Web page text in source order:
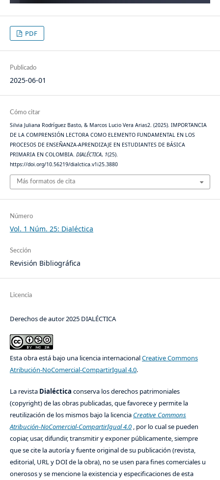
PDF
Publicado
2025-06-01
Cómo citar
Silvia Juliana Rodríguez Basto, & Marcos Lucio Vera Arias2. (2025). IMPORTANCIA
DE LA COMPRENSIÓN LECTORA COMO ELEMENTO FUNDAMENTAL EN LOS
PROCESOS DE ENSEÑANZA-APRENDIZAJE EN ESTUDIANTES DE BÁSICA
PRIMARIA EN COLOMBIA. DIALÉCTICA, 1(25).
https://doi.org/10.56219/dialctica.v1i25.3880
Más formatos de cita
Número
Vol. 1 Núm. 25: Dialéctica
Sección
Revisión Bibliográfica
Licencia
Derechos de autor 2025 DIALÉCTICA
Esta obra está bajo una licencia internacionalCreative Commons
Atribución-NoComercial-CompartirIgual 4.0.
La revista Dialéctica conserva los derechos patrimoniales
(copyright) de las obras publicadas, que favorece y permite la
reutilización de los mismos bajo la licencia Creative Commons
Atribución-NoComercial-CompartirIgual 4.0, por lo cual se pueden
copiar, usar, difundir, transmitir y exponer públicamente, siempre
que se cite la autoría y fuente original de su publicación (revista,
editorial, URL y DOI de la obra), no se usen para fines comerciales u
onerosos y se mencione la existencia y especificaciones de esta